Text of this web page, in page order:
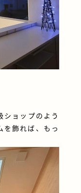
ョップのよう
を飾れば、もっ